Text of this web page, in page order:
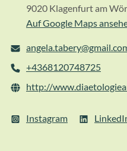
9020 Klagenfurt am
Auf Google Maps
+4368120748725
http://
Instagram